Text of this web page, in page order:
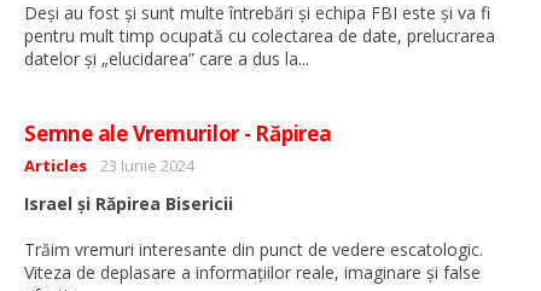
Deși au fost și sunt multe întrebări și echipa FBI este și va fi
pentru mult timp ocupată cu colectarea de date, prelucrarea
datelor și „elucidarea” care a dus la...
Semne ale Vremurilor - Răpirea
Detalii
Articles 23 Iunie 2024
Israel și Răpirea Bisericii
Trăim vremuri interesante din punct de vedere escatologic.
Viteza de deplasare a informațiilor reale, imaginare și false